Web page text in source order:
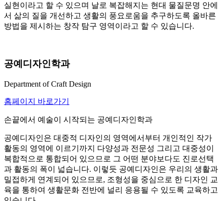
실현이라고 할 수 있으며 날로 복잡해지는 현대 물질문명 안에
서 삶의 질을 개선하고 생활의 풍요로움을 추구하도록 올바른
방법을 제시하는 창작 탐구 영역이라고 할 수 있습니다.
공예디자인학과
Department of Craft Design
홈페이지 바로가기
손끝에서 예술이 시작되는 공예디자인학과
공예디자인은 대중적 디자인의 영역에서부터 개인적인 작가
활동의 영역에 이르기까지 다양성과 전문성 그리고 대중성이
복합적으로 통합되어 있으므로 그 어떤 분야보다도 진로선택
과 활동의 폭이 넓습니다. 이렇듯 공예디자인은 우리의 생활과
밀접하게 연계되어 있으므로, 조형성을 중심으로 한 디자인 교
육을 통하여 생활문화 전반에 널리 응용될 수 있도록 교육하고